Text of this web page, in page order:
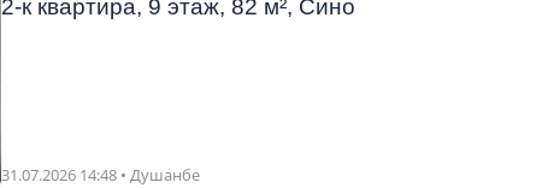
2-к квартира, 9 этаж, 82 м², Сино
31.07.2026 14:48 • Душанбе